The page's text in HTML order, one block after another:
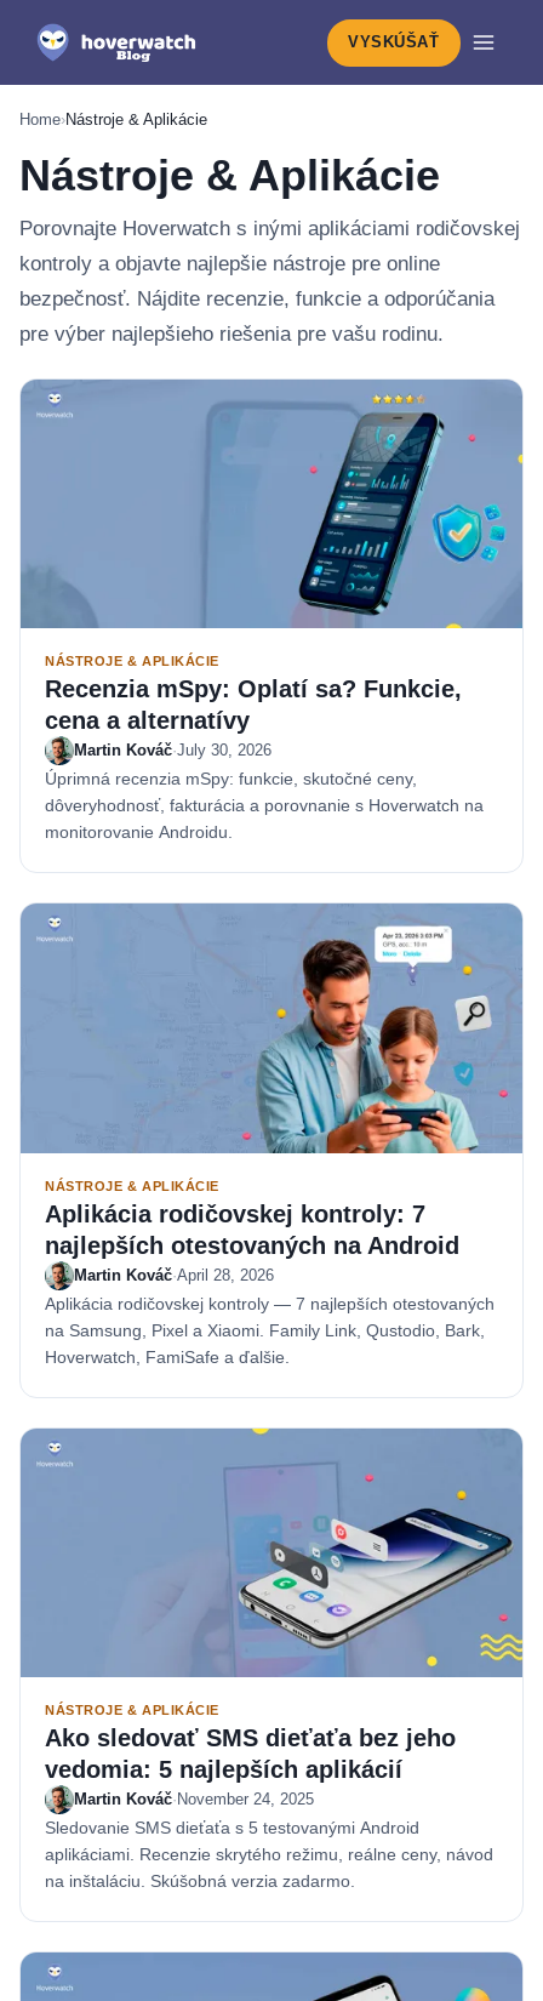
VYSKÚŠAŤ
Home›Nástroje & Aplikácie
Nástroje & Aplikácie
Porovnajte Hoverwatch s inými aplikáciami rodičovskej
kontroly a objavte najlepšie nástroje pre online
bezpečnosť. Nájdite recenzie, funkcie a odporúčania
pre výber najlepšieho riešenia pre vašu rodinu.
Najnovšie v: Nástroje & Aplikácie
NÁSTROJE & APLIKÁCIE
Recenzia mSpy: Oplatí sa? Funkcie,
cena a alternatívy
Martin Kováč·July 30, 2026
Úprimná recenzia mSpy: funkcie, skutočné ceny,
dôveryhodnosť, fakturácia a porovnanie s Hoverwatch na
monitorovanie Androidu.
NÁSTROJE & APLIKÁCIE
Aplikácia rodičovskej kontroly: 7
najlepších otestovaných na Android
Martin Kováč·April 28, 2026
Aplikácia rodičovskej kontroly — 7 najlepších otestovaných
na Samsung, Pixel a Xiaomi. Family Link, Qustodio, Bark,
Hoverwatch, FamiSafe a ďalšie.
NÁSTROJE & APLIKÁCIE
Ako sledovať SMS dieťaťa bez jeho
vedomia: 5 najlepších aplikácií
Martin Kováč· November 24, 2025
Sledovanie SMS dieťaťa s 5 testovanými Android
aplikáciami. Recenzie skrytého režimu, reálne ceny, návod
na inštaláciu. Skúšobná verzia zadarmo.